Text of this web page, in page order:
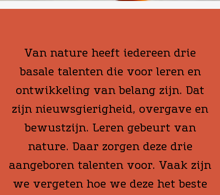
Van nature heeft iedereen drie
basale talenten die voor leren en
ontwikkeling van belang zijn. Dat
zijn nieuwsgierigheid, overgave en
bewustzijn. Leren gebeurt van
nature. Daar zorgen deze drie
aangeboren talenten voor. Vaak zijn
we vergeten hoe we deze het beste